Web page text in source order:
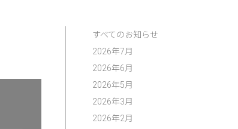
すべてのお知らせ
2026年7月
2026年6月
2026年5月
2026年3月
2026年2月